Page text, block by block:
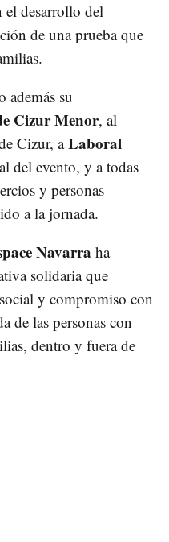
el desarrollo del
de una prueba que
además su
Cizur Menor, al
Cizur, aLaboral
del evento, y a todas
y personas
a la jornada.
Navarra ha
solidaria que
y compromiso con
de las personas con
dentro y fuera de